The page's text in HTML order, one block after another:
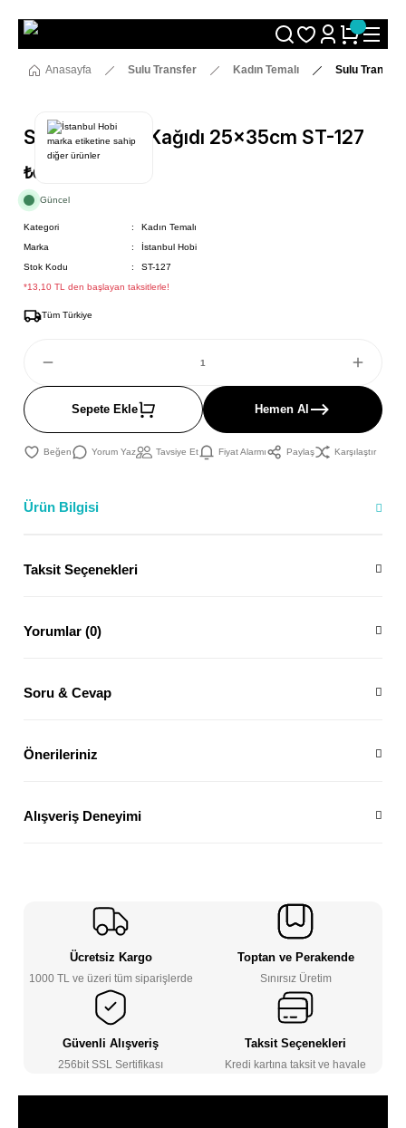
Size Özel "HG10" Koduyla Sepette Hemen %10 İndirimi Kaçırma
Anasayfa Sulu Transfer Kadın Temalı Sulu Transfer
Sulu Transfer Kağıdı 25x35cm ST-127
₺69
Güncel
Kategori
Kadın Temalı
Marka
İstanbul Hobi
Stok Kodu
ST-127
*13,10 TL den başlayan taksitlerle!
Tüm Türkiye
Sepete Ekle Hemen Al
Yorum Yaz Tavsiye Et Fiyat Alarmı Paylaş Karşılaştır
Ürün Bilgisi
Taksit Seçenekleri
Yorumlar (0)
Soru & Cevap
Önerileriniz
Alışveriş Deneyimi
Ücretsiz Kargo
1000 TL ve üzeri tüm siparişlerde
Toptan ve Perakende
Sınırsız Üretim
Güvenli Alışveriş
256bit SSL Sertifikası
Taksit Seçenekleri
Kredi kartına taksit ve havale